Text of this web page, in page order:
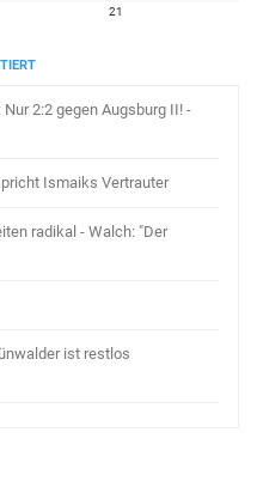
21
2:2 gegen Augsburg II! -
Ismaiks Vertrauter
radikal - Walch: "Der
ist restlos